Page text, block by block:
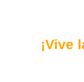
¡Vive